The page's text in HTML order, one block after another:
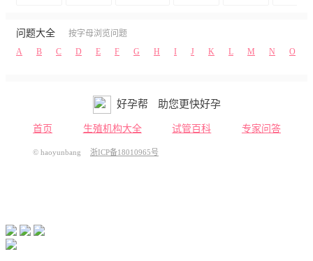
问题大全
按字母浏览问题
A
B C D E F G H I J K L M N O
好孕帮 助您更快好孕
首页 生殖机构大全 试管百科 专家问答
© haoyunbang 浙ICP备18010965号